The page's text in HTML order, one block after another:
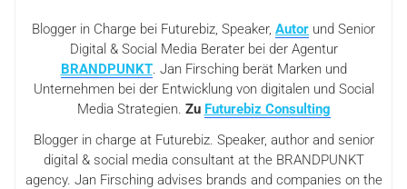
Blogger in Charge bei Futurebiz, Speaker, Autor und Senior
Digital & Social Media Berater bei der Agentur
BRANDPUNKT. Jan Firsching berät Marken und
Unternehmen bei der Entwicklung von digitalen und Social
Media Strategien. Zu Futurebiz Consulting
Blogger in charge at Futurebiz. Speaker, author and senior
digital & social media consultant at the BRANDPUNKT
agency. Jan Firsching advises brands and companies on the